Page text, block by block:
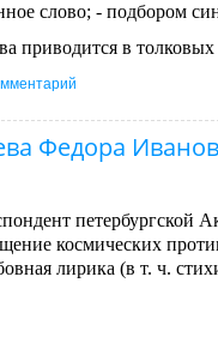
слово; - подбором
приводится в толковых
Федора
космических
лирика (в т. ч.